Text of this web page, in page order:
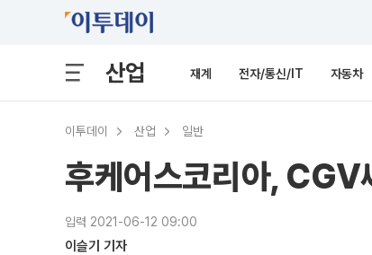
산업 재계 전자/통신/IT 자동차
이투데이 산업 일반
후케어스코리아, CGV
입력 2021-06-12 09:00
이슬기 기자